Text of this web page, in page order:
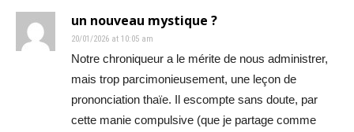
un nouveau mystique ?
20/01/2026 at 10:05 am
Notre chroniqueur a le mérite de nous administrer,
mais trop parcimonieusement, une leçon de
prononciation thaïe. Il escompte sans doute, par
cette manie compulsive (que je partage comme